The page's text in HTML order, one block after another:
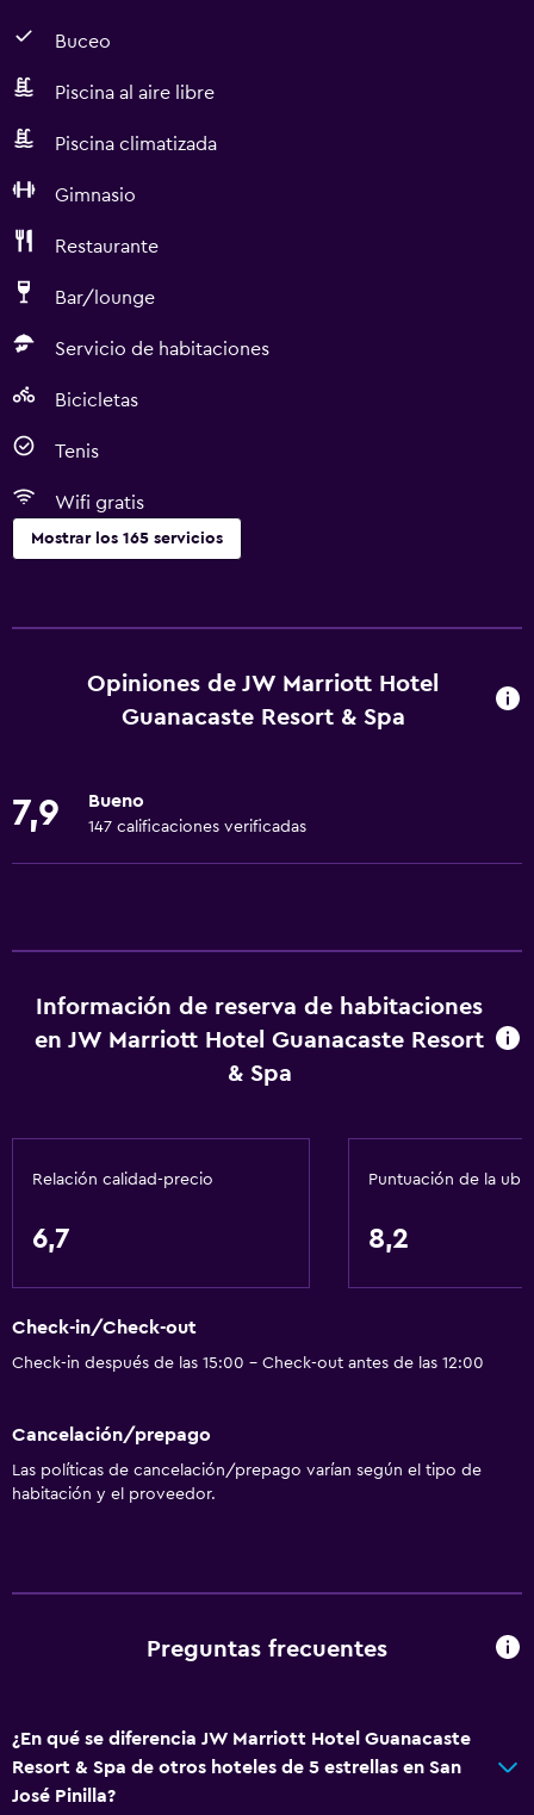
Buceo
Piscina al aire libre
Piscina climatizada
Gimnasio
Restaurante
Bar/lounge
Servicio de habitaciones
Bicicletas
Tenis
Wifi gratis
Mostrar los 165 servicios
Tienda de regalos
Golf
Canotaje
Buceo
Entretenimiento nocturno
Windsurf
Compras
Natación
Servicios y facilidades
Cajero automático/banco
Centro de negocios
Cambio de divisas
Servicio de habitaciones
Mostrador de información turística
Acceso con tarjeta
Opiniones de JW Marriott Hotel
Guanacaste Resort & Spa
7,9 Bueno
147 calificaciones verificadas
Información de reserva de habitaciones
en JW Marriott Hotel Guanacaste Resort
& Spa
Relación calidad-precio
6,7
Puntuación de la
8,2
Check-in/Check-out
Check-in después de las 15:00 - Check-out antes de las 12:00
Cancelación/prepago
Las políticas de cancelación/prepago varían según el tipo de
habitación y el proveedor.
Preguntas frecuentes
¿En qué se diferencia JW Marriott Hotel Guanacaste
Resort & Spa de otros hoteles de 5 estrellas en San
José Pinilla?